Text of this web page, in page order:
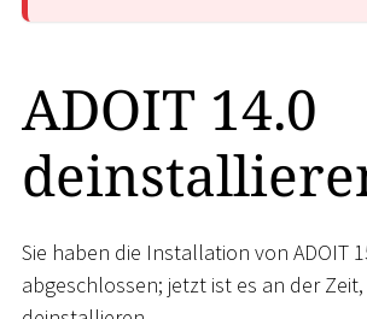
ADOIT 14.0
Sie haben die Installation von ADOIT
abgeschlossen; jetzt ist es an der Zeit,